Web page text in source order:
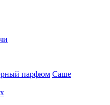
парфюм Саше